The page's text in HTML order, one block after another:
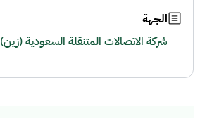
الجهة
شركة الاتصالات المتنقلة السعودية (زين)